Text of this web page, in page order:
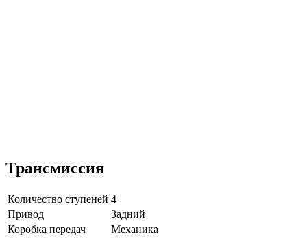
Трансмиссия
Количество ступеней 4
Привод
Задний
Коробка передач
Механика